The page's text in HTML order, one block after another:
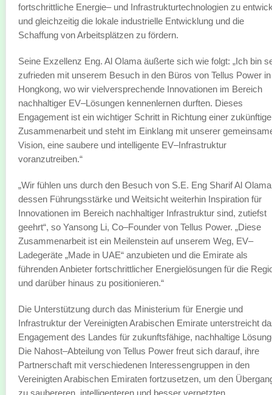
fortschrittliche Energie– und Infrastrukturtechnologien zu
und gleichzeitig die lokale industrielle Entwicklung und die
Schaffung von Arbeitsplätzen zu fördern.
Seine Exzellenz Eng. Al Olama äußerte sich wie folgt: „Ich bin
zufrieden mit unserem Besuch in den Büros von Tellus Power in
Hongkong, wo wir vielversprechende Innovationen im Bereich
nachhaltiger EV–Lösungen kennenlernen durften. Dieses
Engagement ist ein wichtiger Schritt in Richtung einer
Zusammenarbeit und steht im Einklang mit unserer
Vision, eine saubere und intelligente EV–Infrastruktur
voranzutreiben.“
„Wir fühlen uns durch den Besuch von S.E. Eng Sharif Al
dessen Führungsstärke und Weitsicht weiterhin Inspiration für
Innovationen im Bereich nachhaltiger Infrastruktur sind, zutiefst
geehrt“, so Yansong Li, Co–Founder von Tellus Power. „Diese
Zusammenarbeit ist ein Meilenstein auf unserem Weg, EV–
Ladegeräte „Made in UAE“ anzubieten und die Emirate als
führenden Anbieter fortschrittlicher Energielösungen für die
und darüber hinaus zu positionieren.“
Die Unterstützung durch das Ministerium für Energie und
Infrastruktur der Vereinigten Arabischen Emirate unterstreicht
Engagement des Landes für zukunftsfähige, nachhaltige
Die Nahost–Abteilung von Tellus Power freut sich darauf, ihre
Partnerschaft mit verschiedenen Interessengruppen in den
Vereinigten Arabischen Emiraten fortzusetzen, um den
zu saubereren, intelligenteren und besser vernetzten